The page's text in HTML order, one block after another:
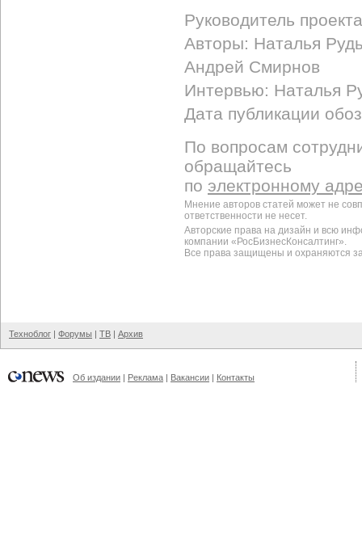
Руководитель
Авторы: Наталья
Андрей Смирнов
Интервью: Наталья
Дата публикации
По вопросам
обращайтесь
по электронному
Мнение авторов статей может не
ответственности не несет.
Авторские права на дизайн и всю
компании «РосБизнесКонсалтинг».
Все права защищены и охраняются
Техноблог | Форумы | ТВ | Архив
Об издании | Реклама | Вакансии | Контакты